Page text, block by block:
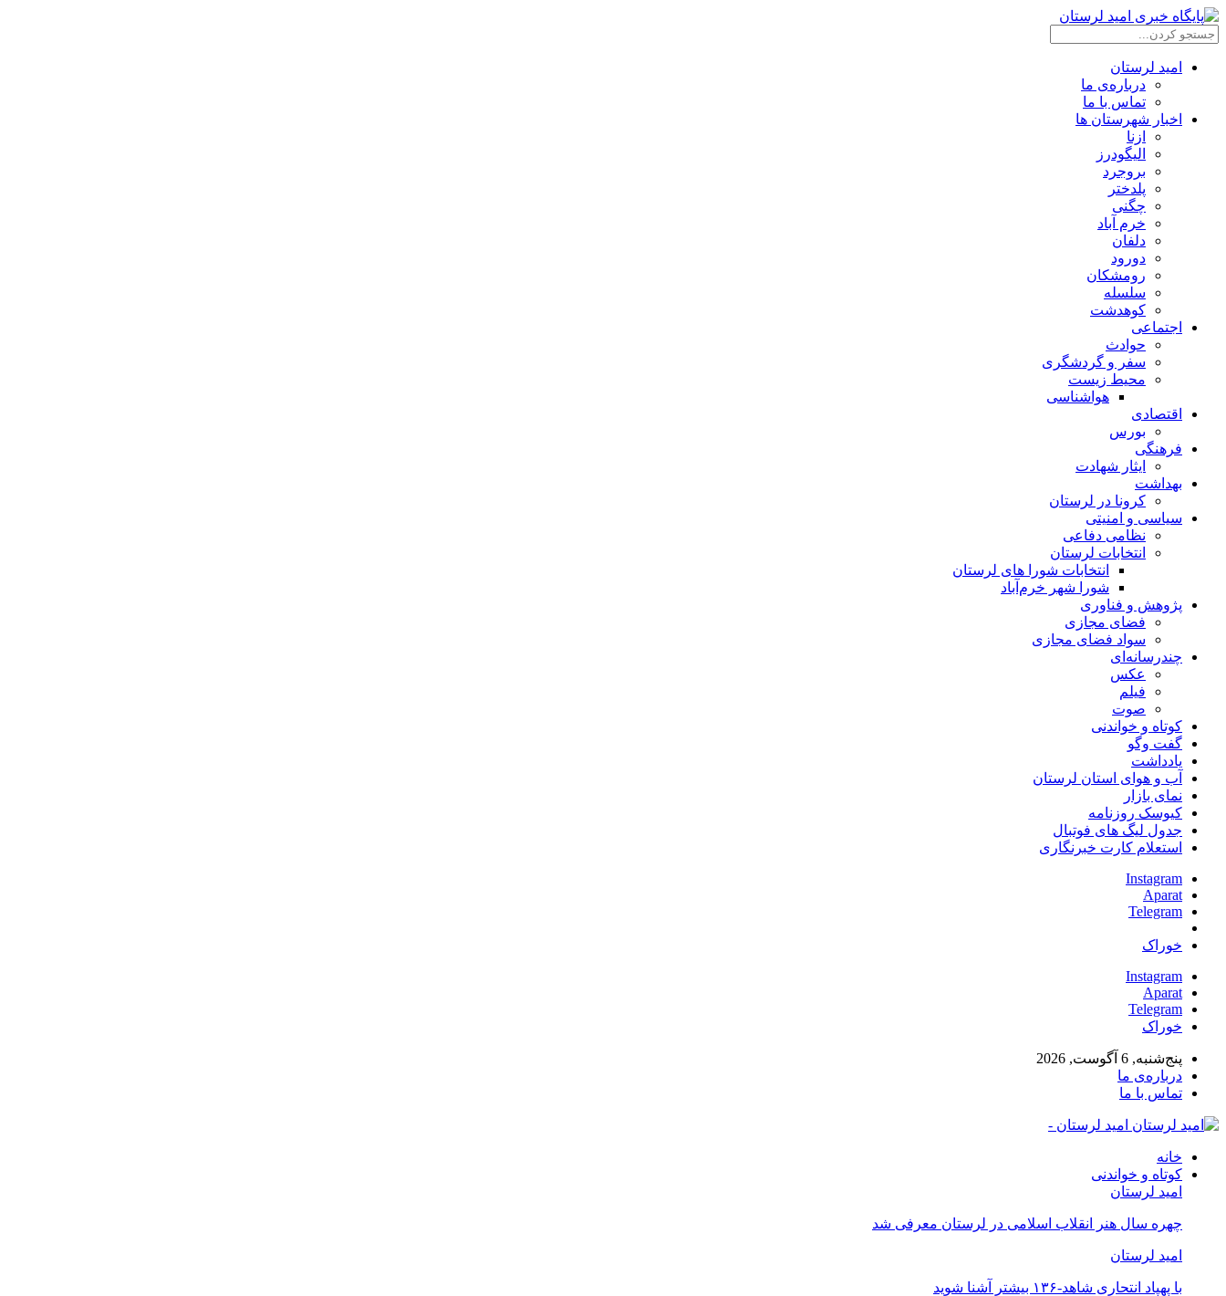
امید لرستان
درباره‌ی ما
تماس با ما
اخبار شهرستان ها
ازنا
الیگودرز
بروجرد
پلدختر
چگنی
خرم آباد
دلفان
دورود
رومشکان
سلسله
کوهدشت
اجتماعی
حوادث
سفر و گردشگری
محیط زیست
هواشناسی
اقتصادی
بورس
فرهنگی
ایثار شهادت
بهداشت
کرونا در لرستان
سیاسی و امنیتی
نظامی دفاعی
انتخابات لرستان
انتخابات شورا های لرستان
شورا شهر خرم‌آباد
پژوهش و فناوری
فضای مجازی
سواد فضای مجازی
چندرسانه‌ای
عكس
فیلم
صوت
کوتاه و خواندنی
گفت وگو
یادداشت
آب و هوای استان لرستان
نمای بازار
کیوسک روزنامه
جدول لیگ های فوتبال
استعلام کارت خبرنگاری
Instagram
Aparat
Telegram
خوراک
Instagram
Aparat
Telegram
خوراک
پنج‌شنبه, 6 آگوست, 2026
درباره‌ی ما
تماس با ما
امید لرستان -
خانه
کوتاه و خواندنی
امید لرستان
چهره سال هنر انقلاب اسلامی در لرستان معرفی شد
امید لرستان
با پهپاد انتحاری شاهد-۱۳۶ بیشتر آشنا شوید